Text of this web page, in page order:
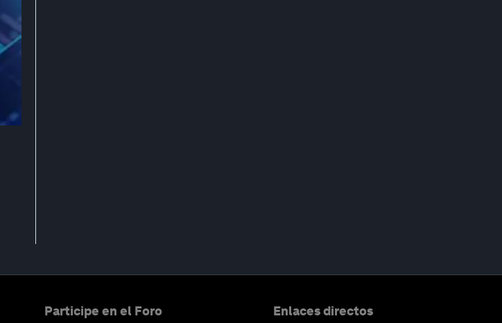
Participe en el Foro Enlaces directos